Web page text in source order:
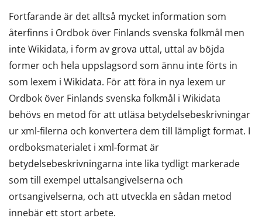
Fortfarande är det alltså mycket information som
återfinns i Ordbok över Finlands svenska folkmål men
inte Wikidata, i form av grova uttal, uttal av böjda
former och hela uppslagsord som ännu inte förts in
som lexem i Wikidata. För att föra in nya lexem ur
Ordbok över Finlands svenska folkmål i Wikidata
behövs en metod för att utläsa betydelsebeskrivningar
ur xml-filerna och konvertera dem till lämpligt format. I
ordboksmaterialet i xml-format är
betydelsebeskrivningarna inte lika tydligt markerade
som till exempel uttalsangivelserna och
ortsangivelserna, och att utveckla en sådan metod
innebär ett stort arbete.